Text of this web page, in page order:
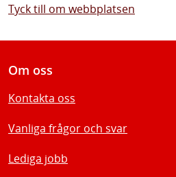
Tyck till om webbplatsen
Om oss
Kontakta oss
Vanliga frågor och svar
Lediga jobb